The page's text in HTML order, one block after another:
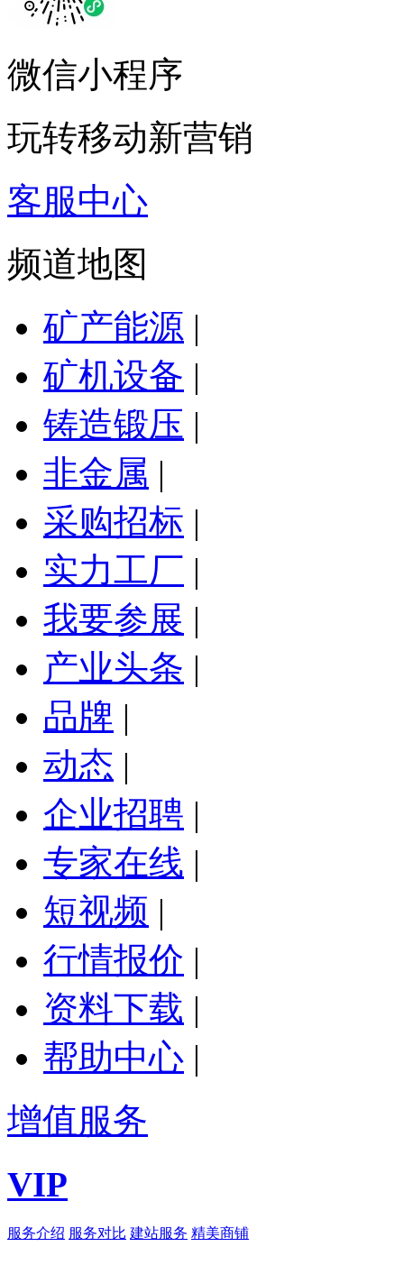
微信小程序
玩转移动新营销
客服中心
频道地图
矿产能源 |
矿机设备 |
铸造锻压 |
非金属 |
采购招标 |
实力工厂 |
我要参展 |
产业头条 |
品牌 |
动态 |
企业招聘 |
专家在线 |
短视频 |
行情报价 |
资料下载 |
帮助中心 |
增值服务
VIP
服务介绍 服务对比 建站服务 精美商铺